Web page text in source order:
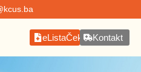
eListaČekanjaKontakt